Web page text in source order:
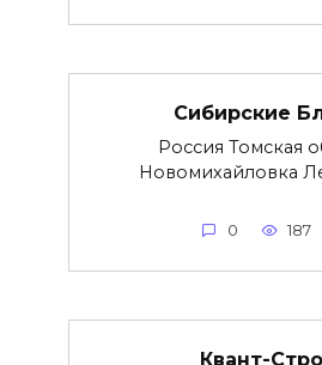
Сибирские
Россия Томская
Новомихайловка
0 187
Квант-